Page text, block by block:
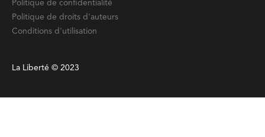
Politique de confidentialité
Politique de droits d'auteurs
Conditions d'utilisation
La Liberté © 2023